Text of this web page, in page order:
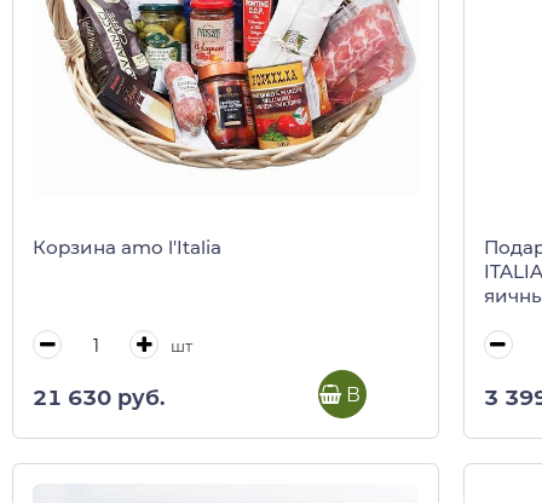
Корзина amo l'Italia
шт
21 630 руб. В корзину 3